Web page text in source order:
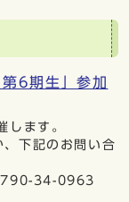
6期生」参加
します。
下記のお問い合
34-0963